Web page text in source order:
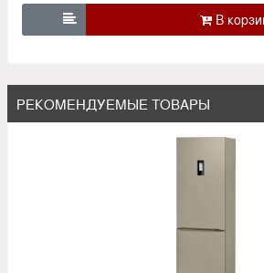

РЕКОМЕНДУЕМЫЕ ТОВАРЫ